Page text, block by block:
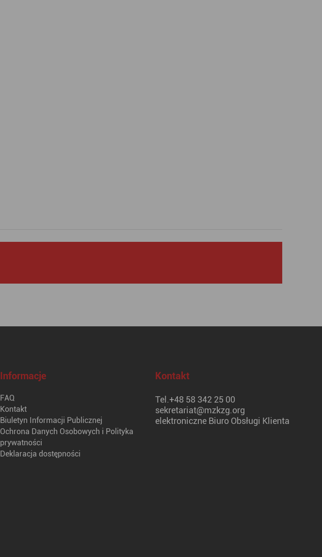
Informacje
FAQ
Kontakt
Biuletyn Informacji Publicznej
Ochrona Danych Osobowych i Polityka
prywatności
Deklaracja dostępności
Kontakt
Tel.+48 58 342 25 00
sekretariat@mzkzg.org
elektroniczne Biuro Obsługi Klienta